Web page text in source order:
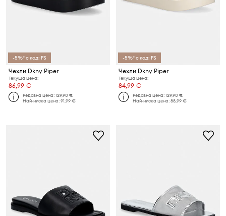
-5%* с код: FS
Чехли Dkny Piper
Текуща цена:
86,99 €
Редовна цена:129,90 €
Най-ниска цена:91,99 €
-5%* с код: FS
Чехли Dkny Piper
Текуща цена:
84,99 €
Редовна цена:129,90 €
Най-ниска цена:88,99 €